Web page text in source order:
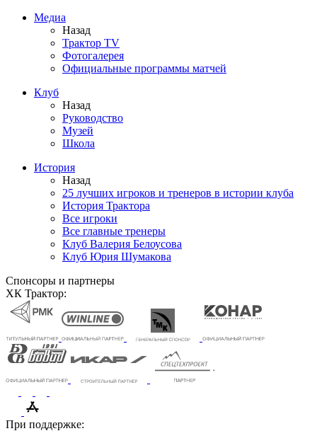
Медиа
Назад
Трактор TV
Фотогалерея
Официальные программы матчей
Клуб
Назад
Руководство
Музей
Школа
История
Назад
25 лучших игроков и тренеров в истории клуба
История Трактора
Все игроки
Все главные тренеры
Клуб Валерия Белоусова
Клуб Юрия Шумакова
Спонсоры и партнеры
ХК Трактор:
При поддержке: